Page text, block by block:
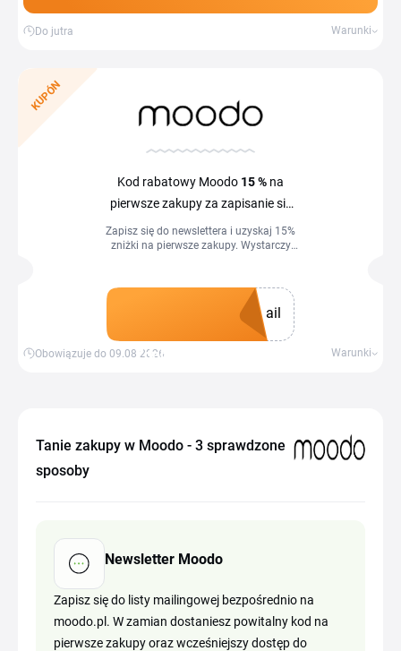
Do jutra Warunki
KUPÓN
Kod rabatowy Moodo 15 % na
pierwsze zakupy za zapisanie się
do newslettera
Zapisz się do newslettera i uzyskaj 15%
zniżki na pierwsze zakupy. Wystarczy
wiadomości e-mail, a po pomyślnym
zapisaniu się otrzymasz powitalny
kupon rabatowy, który możesz
wykorzystać w koszyku. Oprócz zniżki
informacje o nowych promocjach i
Zdobądź kupon
ail
Obowiązuje do 09.08.2026 Warunki
Tanie zakupy w Moodo - 3 sprawdzone
sposoby
Newsletter Moodo
Zapisz się do listy mailingowej bezpośrednio na
moodo.pl. W zamian dostaniesz powitalny kod na
pierwsze zakupy oraz wcześniejszy dostęp do